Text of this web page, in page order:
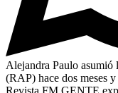
Alejandra Paulo asumió
(RAP) hace dos meses
Revista FM GENTE